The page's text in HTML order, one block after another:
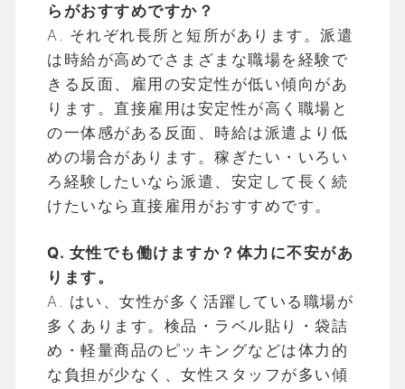
らがおすすめですか？
A. それぞれ長所と短所があります。派遣
は時給が高めでさまざまな職場を経験で
きる反面、雇用の安定性が低い傾向があ
ります。直接雇用は安定性が高く職場と
の一体感がある反面、時給は派遣より低
めの場合があります。稼ぎたい・いろい
ろ経験したいなら派遣、安定して長く続
けたいなら直接雇用がおすすめです。
Q. 女性でも働けますか？体力に不安があ
ります。
A. はい、女性が多く活躍している職場が
多くあります。検品・ラベル貼り・袋詰
め・軽量商品のピッキングなどは体力的
な負担が少なく、女性スタッフが多い傾